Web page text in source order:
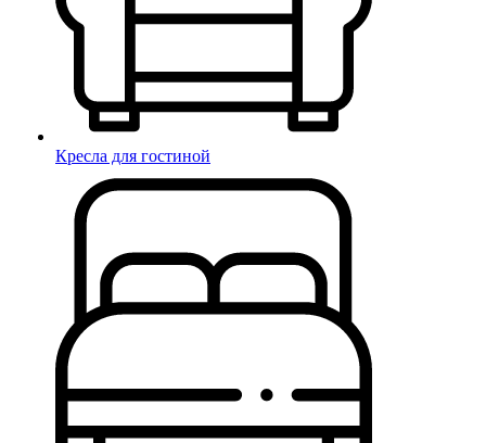
Кресла для гостиной